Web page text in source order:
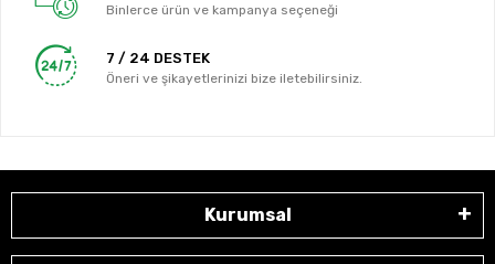
Binlerce ürün ve kampanya seçeneği
7 / 24 DESTEK
Öneri ve şikayetlerinizi bize iletebilirsiniz.
Kurumsal